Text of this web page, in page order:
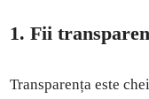
1. Fii
Transparența este